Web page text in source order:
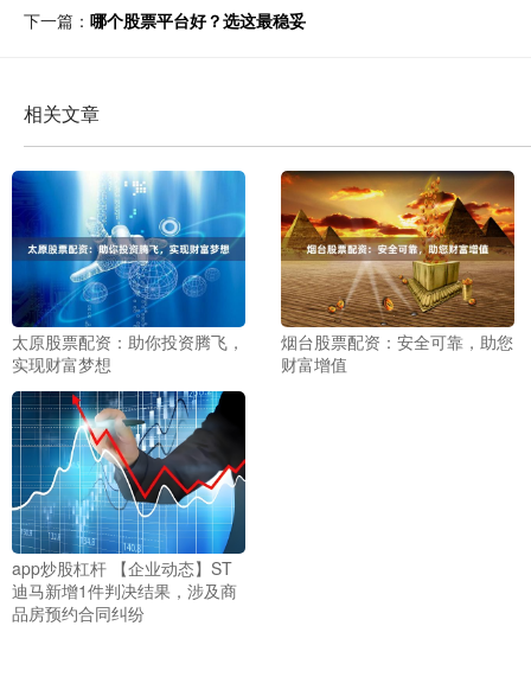
下一篇： 哪个股票平台好？选这最稳妥
相关文章
太原股票配资：助你投资腾飞，
实现财富梦想
烟台股票配资：安全可靠，助您
财富增值
app炒股杠杆 【企业动态】ST
迪马新增1件判决结果，涉及商
品房预约合同纠纷